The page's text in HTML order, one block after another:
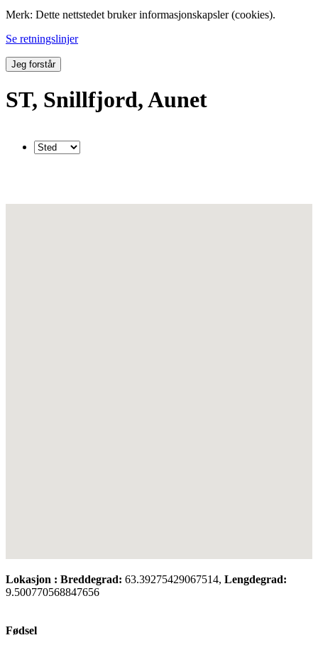
Merk: Dette nettstedet bruker informasjonskapsler (cookies).
Se retningslinjer
Jeg forstår
ST, Snillfjord, Aunet
Lokasjon : Breddegrad: 63.39275429067514, Lengdegrad:
9.500770568847656
Fødsel